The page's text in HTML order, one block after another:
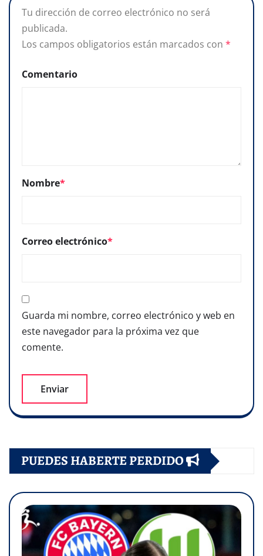
Tu dirección de correo electrónico no será
publicada.
Los campos obligatorios están marcados con *
Comentario
Nombre*
Correo electrónico*
Guarda mi nombre, correo electrónico y web en
este navegador para la próxima vez que
comente.
PUEDES HABERTE PERDIDO